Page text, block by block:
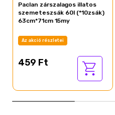
Paclan zárszalagos illatos
szemeteszsák 60l (*10zsák)
63cm*71cm 15my
Az akció részletei
459 Ft